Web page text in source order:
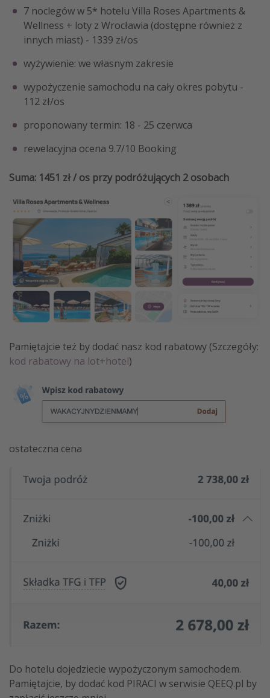
7 noclegów w 5* hotelu Villa Roses Apartments &
Wellness + loty z Wrocławia (dostępne również z
innych miast) - 1339 zł/os
wyżywienie: we własnym zakresie
wypożyczenie samochodu na cały okres pobytu -
112 zł/os
proponowany termin: 18 - 25 czerwca
rewelacyjna ocena 9.7/10 Booking
Suma: 1451 zł / os przy podróżujących 2 osobach
Pamiętajcie też by dodać nasz kod rabatowy (Szczegóły:
kod rabatowy na lot+hotel)
ostateczna cena
Do hotelu dojedziecie wypożyczonym samochodem.
Pamiętajcie, by dodać kod PIRACI w serwisie QEEQ.pl by